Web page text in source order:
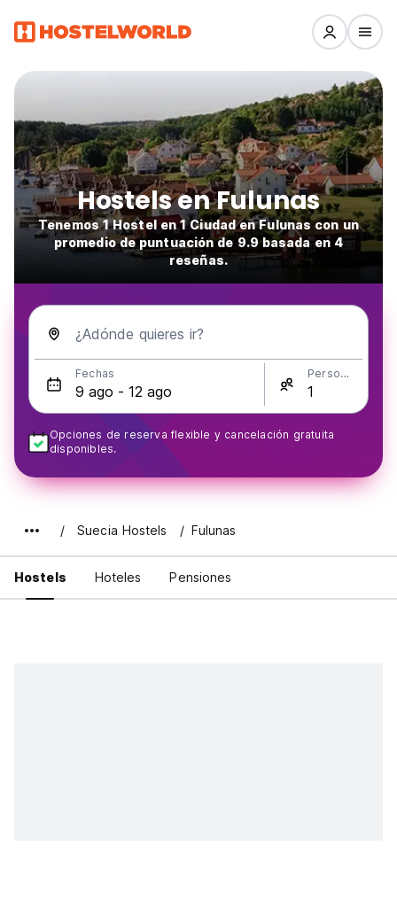
Hostels en Fulunas
Tenemos 1 Hostel en 1 Ciudad en Fulunas con un
promedio de puntuación de 9.9 basada en 4
reseñas.
¿Adónde quieres ir?
Fechas Personas
Opciones de reserva flexible y cancelación gratuita
disponibles.
Suecia Hostels Fulunas
Hostels Hoteles Pensiones